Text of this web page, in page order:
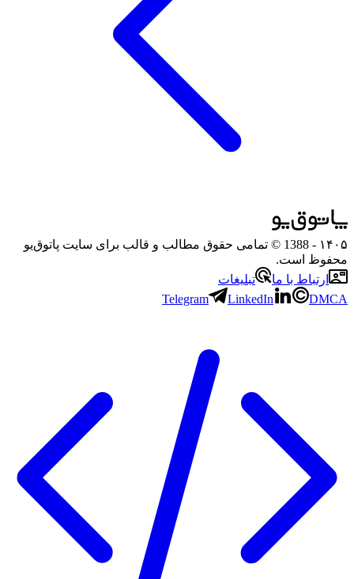
۱۴۰۵
- 1388 © تمامی حقوق مطالب و قالب برای سایت پاتوق‌یو
محفوظ است.
ارتباط با ما
تبلیغات
Telegram
LinkedIn DMCA